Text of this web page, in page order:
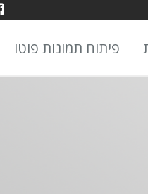
פיתוח תמונות פוטו